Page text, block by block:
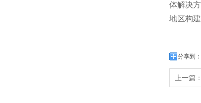
体解决
地区构
分享到：
上一篇：